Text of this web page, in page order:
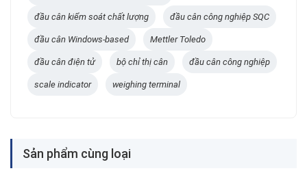
đầu cân kiểm soát chất lượng đầu cân công nghiệp SQC
đầu cân Windows-based Mettler Toledo
đầu cân điện tử bộ chỉ thị cân đầu cân công nghiệp
scale indicator weighing terminal
Sản phẩm cùng loại